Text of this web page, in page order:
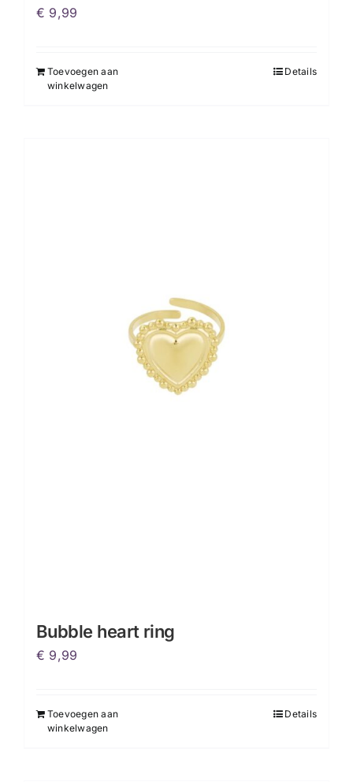
€ 9,99
Toevoegen aan
winkelwagen
Details
Bubble heart ring
€ 9,99
Toevoegen aan
winkelwagen
Details